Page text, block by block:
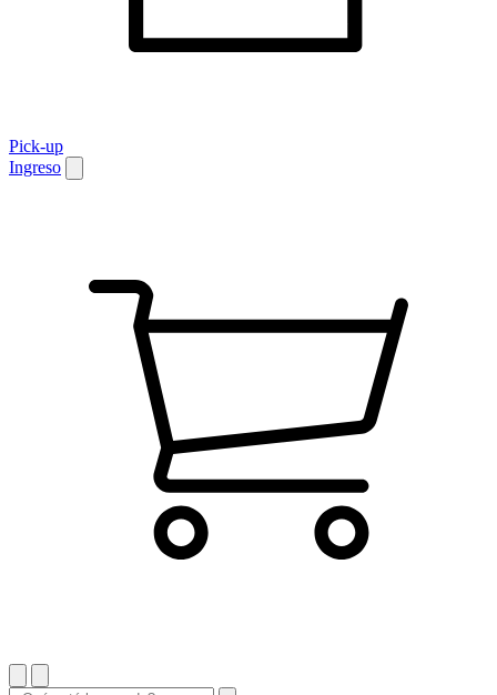
Pick-up
Ingreso